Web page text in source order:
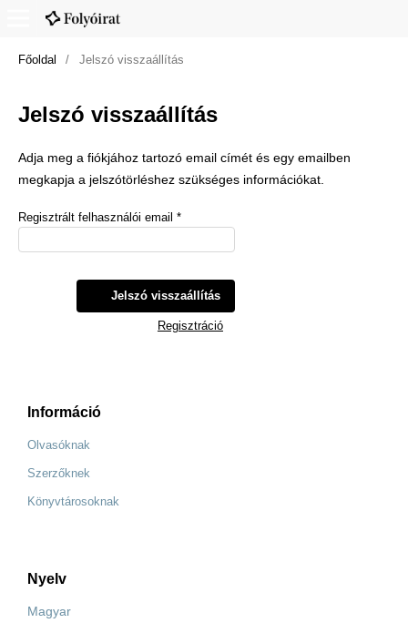
Főoldal / Jelszó visszaállítás
Jelszó visszaállítás
Adja meg a fiókjához tartozó email címét és egy emailben
megkapja a jelszótörléshez szükséges információkat.
Regisztrált felhasználói email *
Jelszó visszaállítás
Regisztráció
Információ
Olvasóknak
Szerzőknek
Könyvtárosoknak
Nyelv
Magyar